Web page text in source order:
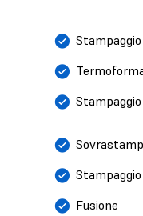
Fusione